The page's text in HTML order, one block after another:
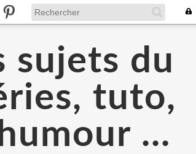
sujets du
tuto,
...